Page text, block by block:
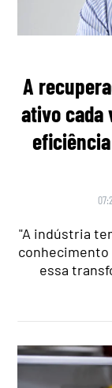
A
ativo cada
"A indústria
conhecimento
essa